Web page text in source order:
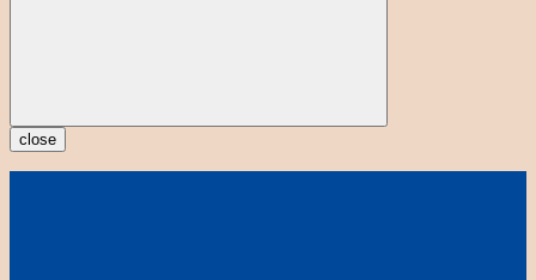
close